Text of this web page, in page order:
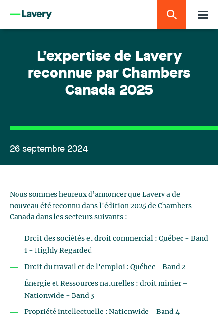
L’expertise de Lavery
reconnue par Chambers
Canada 2025
26 septembre 2024
Nous sommes heureux d’annoncer que Lavery a de
nouveau été reconnu dans l'édition 2025 de Chambers
Canada dans les secteurs suivants :
Droit des sociétés et droit commercial : Québec - Band
1 - Highly Regarded
Droit du travail et de l'emploi : Québec - Band 2
Énergie et Ressources naturelles : droit minier –
Nationwide - Band 3
Propriété intellectuelle : Nationwide - Band 4